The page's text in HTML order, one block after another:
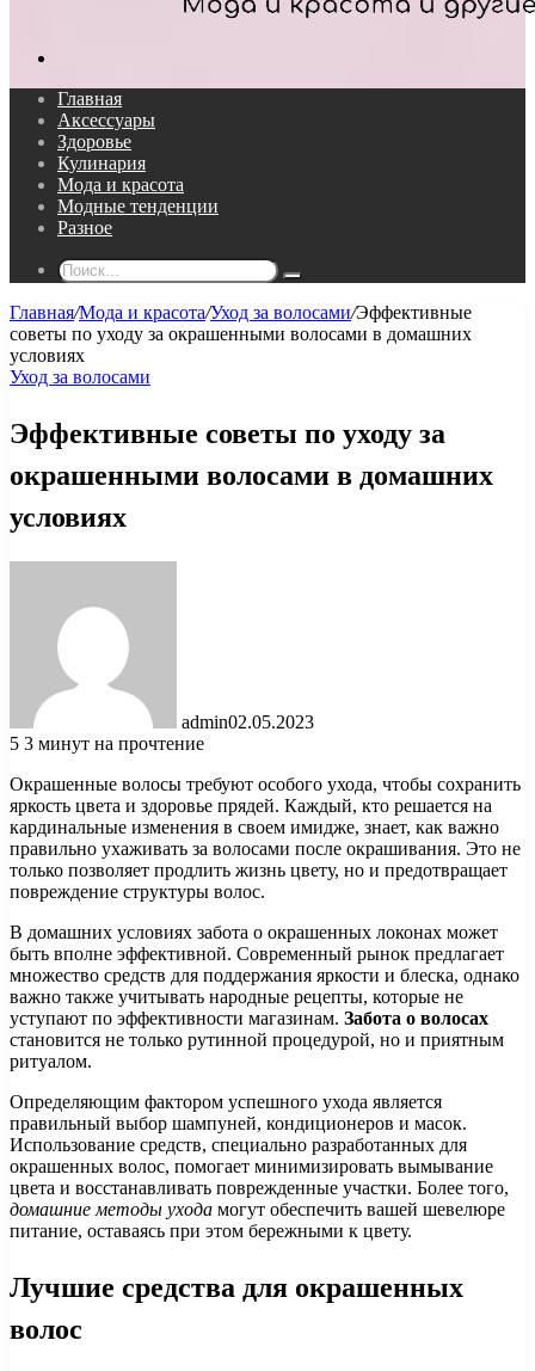
Главная
Аксессуары
Здоровье
Кулинария
Мода и красота
Модные тенденции
Разное
Поиск...
Главная/Мода и красота/Уход за волосами/Эффективные
советы по уходу за окрашенными волосами в домашних
условиях
Уход за волосами
Эффективные советы по уходу за
окрашенными волосами в домашних
условиях
admin02.05.2023
5 3 минут на прочтение
Окрашенные волосы требуют особого ухода, чтобы сохранить
яркость цвета и здоровье прядей. Каждый, кто решается на
кардинальные изменения в своем имидже, знает, как важно
правильно ухаживать за волосами после окрашивания. Это не
только позволяет продлить жизнь цвету, но и предотвращает
повреждение структуры волос.
В домашних условиях забота о окрашенных локонах может
быть вполне эффективной. Современный рынок предлагает
множество средств для поддержания яркости и блеска, однако
важно также учитывать народные рецепты, которые не
уступают по эффективности магазинам. Забота о волосах
становится не только рутинной процедурой, но и приятным
ритуалом.
Определяющим фактором успешного ухода является
правильный выбор шампуней, кондиционеров и масок.
Использование средств, специально разработанных для
окрашенных волос, помогает минимизировать вымывание
цвета и восстанавливать поврежденные участки. Более того,
домашние методы ухода могут обеспечить вашей шевелюре
питание, оставаясь при этом бережными к цвету.
Лучшие средства для окрашенных
волос